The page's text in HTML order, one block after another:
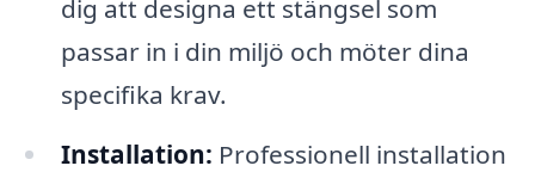
dig att designa ett stängsel som
passar in i din miljö och möter dina
specifika krav.
Installation: Professionell installation